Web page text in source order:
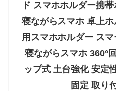
ド スマホホルダー携
寝ながらスマホ 卓上
用スマホホルダー ス
寝ながらスマホ 360°
ップ式 土台強化 安定
固定 取り